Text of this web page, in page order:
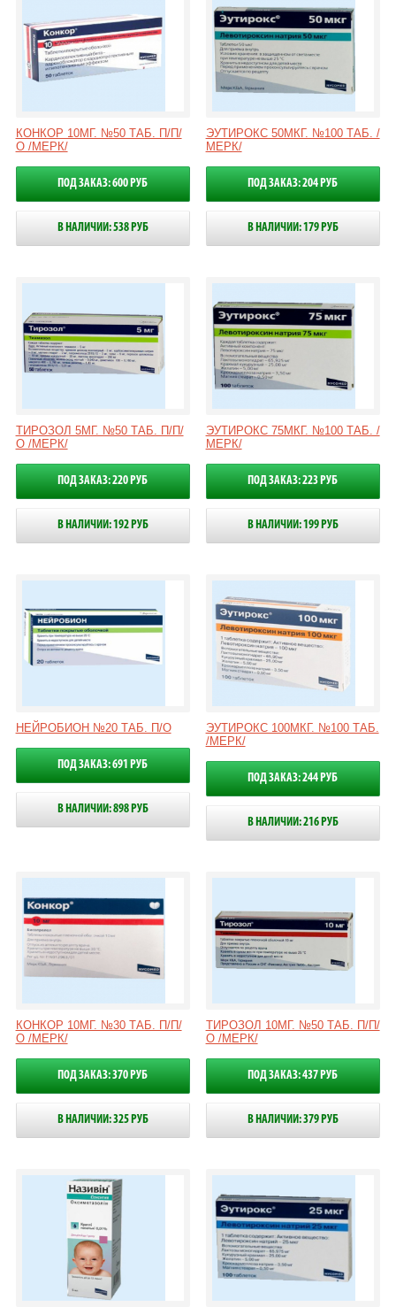
КОНКОР 10МГ. №50 ТАБ. П/П/
О /МЕРК/
ПОД ЗАКАЗ: 600 РУБ
В НАЛИЧИИ: 538 РУБ
ЭУТИРОКС 50МКГ. №100 ТАБ. /
МЕРК/
ПОД ЗАКАЗ: 204 РУБ
В НАЛИЧИИ: 179 РУБ
ТИРОЗОЛ 5МГ. №50 ТАБ. П/П/
О /МЕРК/
ПОД ЗАКАЗ: 220 РУБ
В НАЛИЧИИ: 192 РУБ
ЭУТИРОКС 75МКГ. №100 ТАБ. /
МЕРК/
ПОД ЗАКАЗ: 223 РУБ
В НАЛИЧИИ: 199 РУБ
НЕЙРОБИОН №20 ТАБ. П/О
ПОД ЗАКАЗ: 691 РУБ
В НАЛИЧИИ: 898 РУБ
ЭУТИРОКС 100МКГ. №100 ТАБ.
/МЕРК/
ПОД ЗАКАЗ: 244 РУБ
В НАЛИЧИИ: 216 РУБ
КОНКОР 10МГ. №30 ТАБ. П/П/
О /МЕРК/
ПОД ЗАКАЗ: 370 РУБ
В НАЛИЧИИ: 325 РУБ
ТИРОЗОЛ 10МГ. №50 ТАБ. П/П/
О /МЕРК/
ПОД ЗАКАЗ: 437 РУБ
В НАЛИЧИИ: 379 РУБ